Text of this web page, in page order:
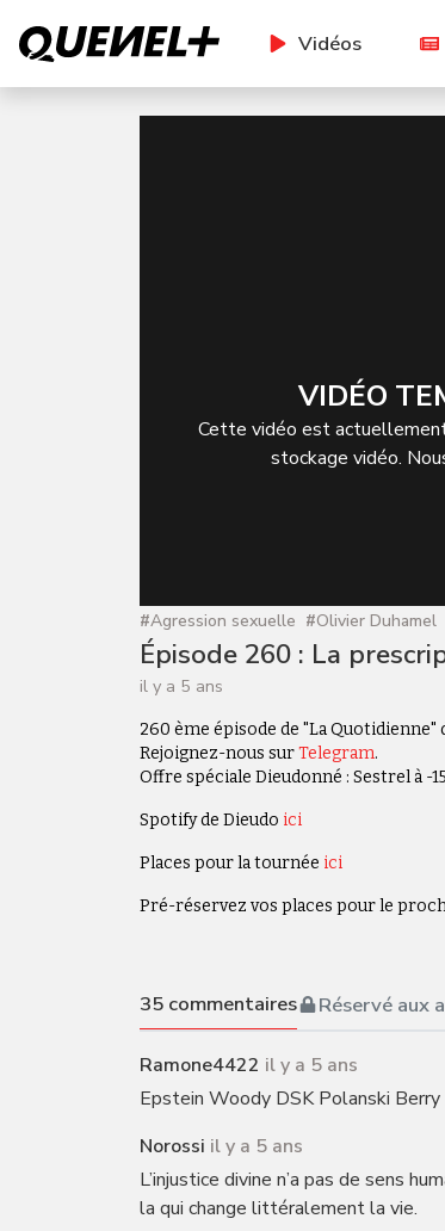
Vidéos
VIDÉO
Cette vidéo est
stockage vidéo.
#Agression sexuelle #Olivier Duhamel
Épisode 260 : La
il y a 5 ans
260 ème épisode de "La Quotidienne"
Rejoignez-nous surTelegram.
Offre spéciale Dieudonné : Sestrel à -
Spotify de Dieudo ici
Places pour la tournée ici
Pré-réservez vos places pour le
35 commentaires Réservé aux
Ramone4422 il y a 5 ans
Epstein Woody DSK Polanski
Norossi il y a 5 ans
L’injustice divine n’a pas de sens
la qui change littéralement la vie.